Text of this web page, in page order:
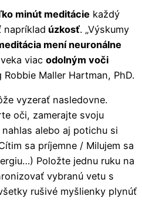
minút meditácie každý
napríklad úzkosť. „Výskumy
mení neuronálne
viac odolným voči
Maller Hartman, PhD.
vyzerať nasledovne.
oči, zamerajte svoju
alebo aj potichu si
sa príjemne / Milujem sa
Položte jednu ruku na
vybranú vetu s
rušivé myšlienky plynúť